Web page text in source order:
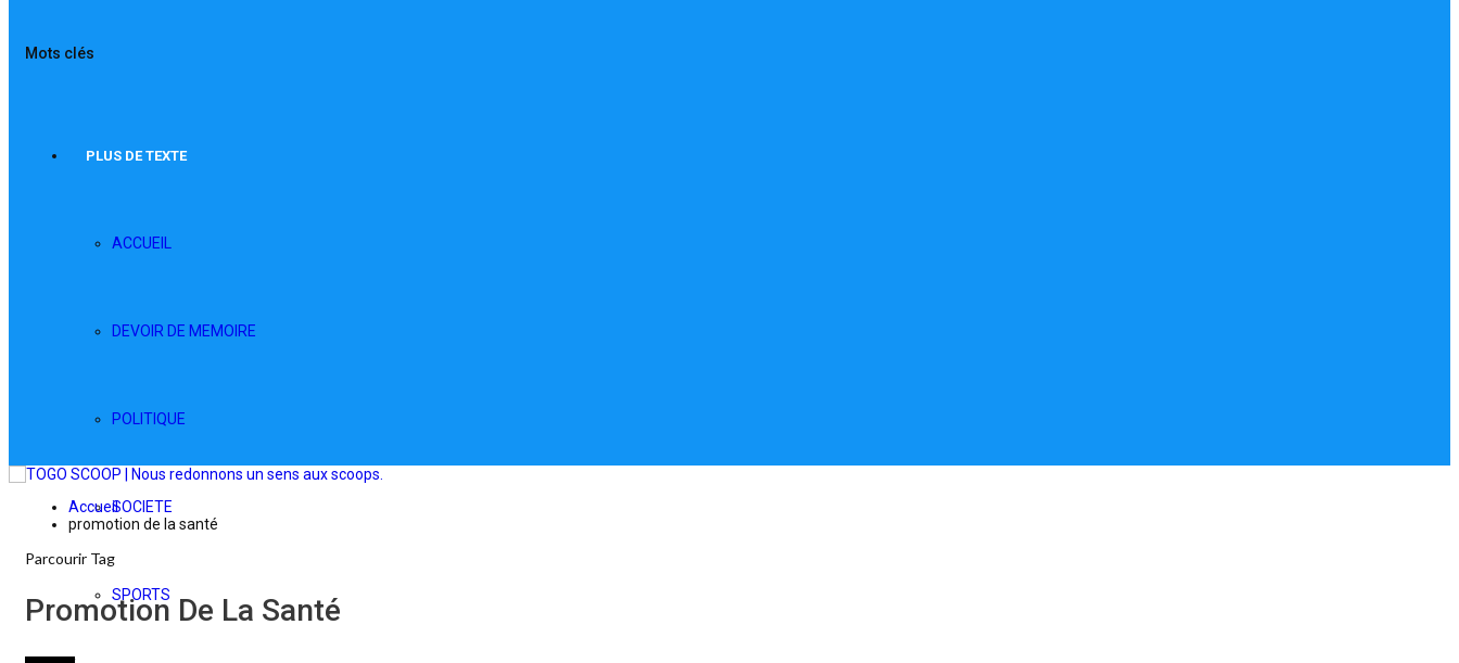
Mots clés
PLUS DE TEXTE
ACCUEIL
DEVOIR DE MEMOIRE
POLITIQUE
SOCIETE
SPORTS
Accueil
promotion de la santé
Parcourir Tag
Promotion De La Santé